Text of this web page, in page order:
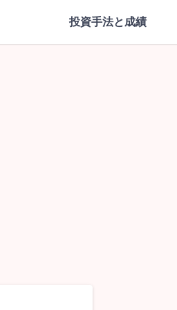
投資手法と成績